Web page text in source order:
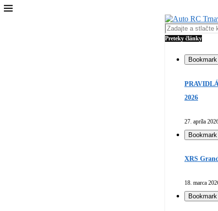
Preteky články
Bookmark
2026
27. apríla
Bookmark
XRS
18. marca
Bookmark